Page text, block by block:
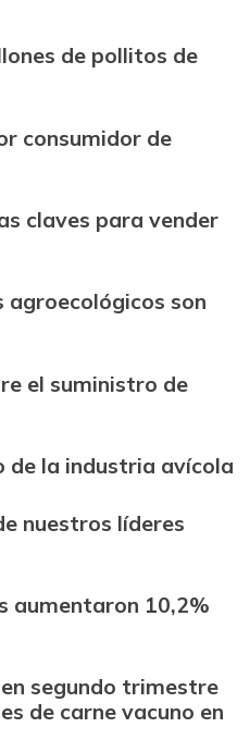
de pollitos de
consumidor de
claves para vender
agroecológicos son
el suministro de
de la industria avícola
nuestros líderes
aumentaron 10,2%
segundo trimestre
de carne vacuno en